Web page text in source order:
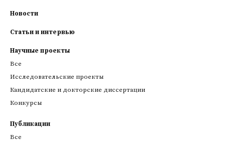
Новости
Статьи и интервью
Научные проекты
Все
Исследовательские проекты
Кандидатские и докторские диссертации
Конкурсы
Публикации
Все